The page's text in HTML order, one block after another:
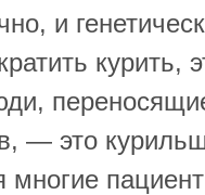
и
курить,
— это
многие